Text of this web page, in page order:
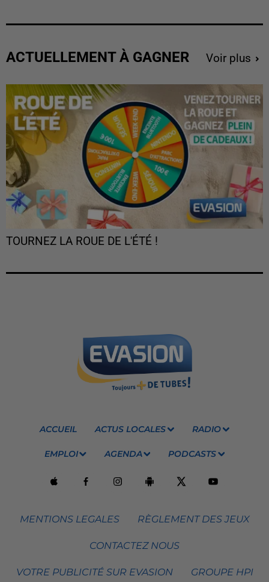
ACTUELLEMENT À GAGNER Voir plus
TOURNEZ LA ROUE DE L'ÉTÉ !
ACCUEIL ACTUS LOCALES RADIO
EMPLOI AGENDA PODCASTS
MENTIONS LEGALES RÈGLEMENT DES JEUX
CONTACTEZ NOUS
VOTRE PUBLICITÉ SUR EVASION GROUPE HPI